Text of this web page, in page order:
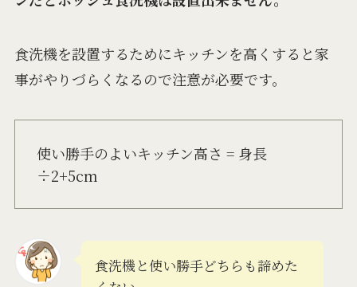
食洗機を設置するためにキッチンを高くすると家
事がやりづらくなるので注意が必要です。
使い勝手のよいキッチン高さ = 身長
÷2+5cm
食洗機と使い勝手どちらも諦めた